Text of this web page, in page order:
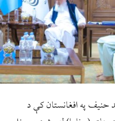
په افغانستان کې د